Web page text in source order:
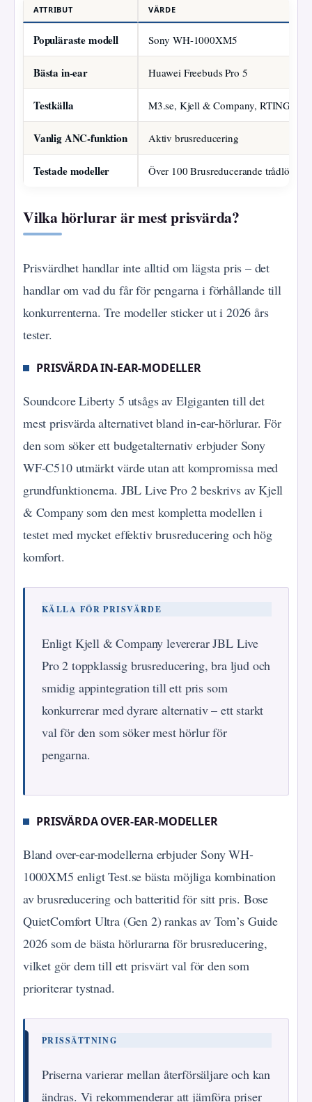
ATTRIBUT VÄRDE
Populäraste modell Sony WH-1000XM5
Bästa in-ear Huawei Freebuds Pro 5
Testkälla M3.se, Kjell & Company,
Vanlig ANC-funktion Aktiv brusreducering
Testade modeller Över 100 Brusreducerande trådlösa
Vilka hörlurar är mest prisvärda?
Prisvärdhet handlar inte alltid om lägsta pris – det
handlar om vad du får för pengarna i förhållande till
konkurrenterna. Tre modeller sticker ut i 2026 års
tester.
PRISVÄRDA IN-EAR-MODELLER
Soundcore Liberty 5 utsågs av Elgiganten till det
mest prisvärda alternativet bland in-ear-hörlurar. För
den som söker ett budgetalternativ erbjuder Sony
WF-C510 utmärkt värde utan att kompromissa med
grundfunktionerna. JBL Live Pro 2 beskrivs av Kjell
& Company som den mest kompletta modellen i
testet med mycket effektiv brusreducering och hög
komfort.
KÄLLA FÖR PRISVÄRDE
Enligt Kjell & Company levererar JBL Live
Pro 2 toppklassig brusreducering, bra ljud och
smidig appintegration till ett pris som
konkurrerar med dyrare alternativ – ett starkt
val för den som söker mest hörlur för
pengarna.
PRISVÄRDA OVER-EAR-MODELLER
Bland over-ear-modellerna erbjuder Sony WH-
1000XM5 enligt Test.se bästa möjliga kombination
av brusreducering och batteritid för sitt pris. Bose
QuietComfort Ultra (Gen 2) rankas av Tom’s Guide
2026 som de bästa hörlurarna för brusreducering,
vilket gör dem till ett prisvärt val för den som
prioriterar tystnad.
PRISSÄTTNING
Priserna varierar mellan återförsäljare och kan
ändras. Vi rekommenderar att jämföra priser